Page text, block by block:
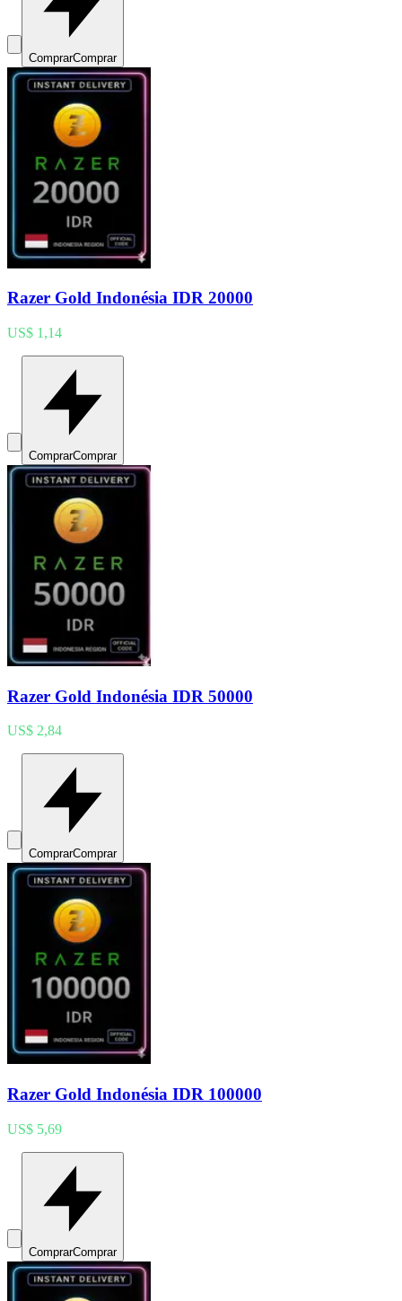
ComprarComprar
Razer Gold Indonésia IDR 20000
US$ 1,14
ComprarComprar
Razer Gold Indonésia IDR 50000
US$ 2,84
ComprarComprar
Razer Gold Indonésia IDR 100000
US$ 5,69
ComprarComprar